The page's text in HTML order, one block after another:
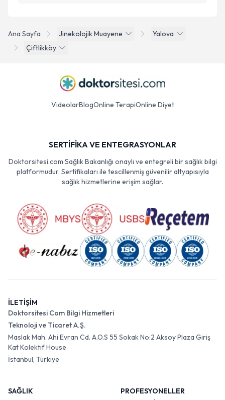
Ana Sayfa Jinekolojik Muayene
Yalova
Çiftlikköy
VideolarBlogOnline TerapiOnline Diyet
SERTİFİKA VE ENTEGRASYONLAR
Doktorsitesi.com Sağlık Bakanlığı onaylı ve entegreli bir sağlık bilgi
platformudur. Sertifikaları ile tescillenmiş güvenilir altyapısıyla
sağlık hizmetlerine erişim sağlar.
İLETİŞİM
Doktorsitesi Com Bilgi Hizmetleri
Teknoloji ve Ticaret A.Ş.
Maslak Mah. Ahi Evran Cd. A.O.S 55 Sokak No:2 Aksoy Plaza Giriş
Kat Kolektif House
İstanbul, Türkiye
SAĞLIK
PROFESYONELLER